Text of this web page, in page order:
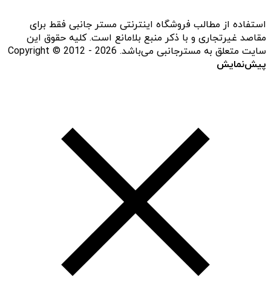
استفاده از مطالب فروشگاه اینترنتی مستر جانبی فقط برای
مقاصد غیرتجاری و با ذکر منبع بلامانع است. کلیه حقوق این
سایت متعلق به مسترجانبی می‌باشد. Copyright © 2012 - 2026
پیش‌نمایش